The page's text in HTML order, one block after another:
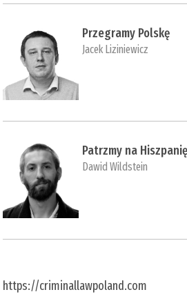
Przegramy Polskę
Jacek Liziniewicz
Patrzmy na Hiszpanię
Dawid Wildstein
https://criminallawpoland.com